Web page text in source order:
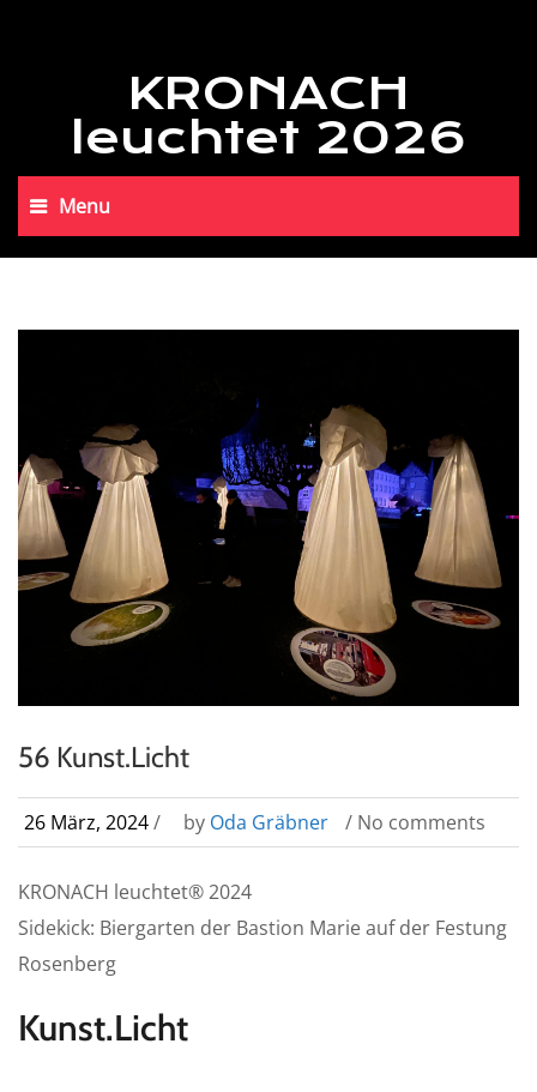
KRONACH
leuchtet 2026
Menu
56 Kunst.Licht
26 März, 2024/ by Oda Gräbner / No comments
KRONACH leuchtet® 2024
Sidekick: Biergarten der Bastion Marie auf der Festung
Rosenberg
Kunst.Licht